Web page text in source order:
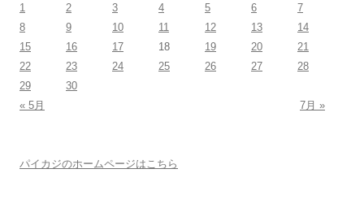
1
2 3 4 5 6
7
8
9 10 11 12 13
14
15
16 17 18 19 20
21
22
23 24 25 26 27
28
29
30
« 5月
7月 »
パイカジのホームページはこちら